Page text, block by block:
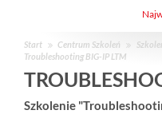
Start Centrum Szkoleń
Troubleshooting BIG-IP LTM
Szkolenie